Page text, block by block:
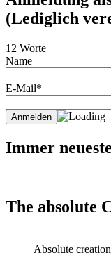
(Lediglich
12 Worte
Name
E-Mail*
Immer
The absolute
Absolute creation